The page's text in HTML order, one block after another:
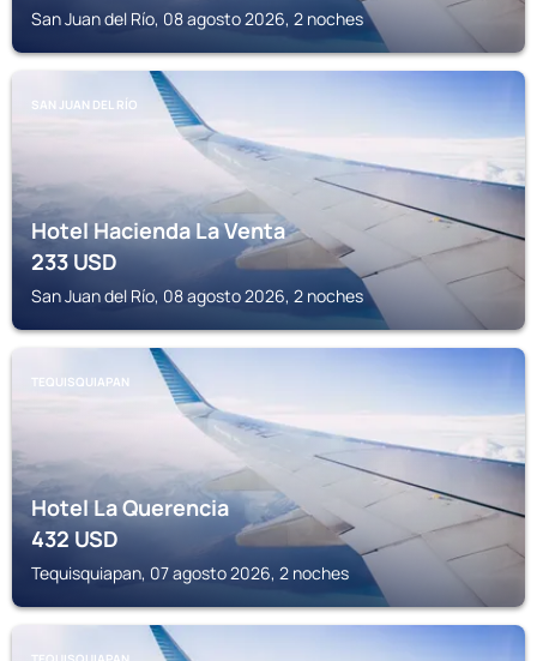
San Juan del Río, 08 agosto 2026, 2 noches
SAN JUAN DEL RÍO
Hotel Hacienda La Venta
233USD
San Juan del Río, 08 agosto 2026, 2 noches
TEQUISQUIAPAN
Hotel La Querencia
432USD
Tequisquiapan, 07 agosto 2026, 2 noches